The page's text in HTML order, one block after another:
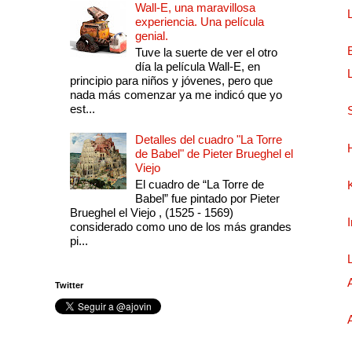
Wall-E, una maravillosa
experiencia. Una película
genial.
Tuve la suerte de ver el otro
día la película Wall-E, en
principio para niños y jóvenes, pero que
nada más comenzar ya me indicó que yo
est...
Detalles del cuadro "La Torre
de Babel" de Pieter Brueghel el
Viejo
El cuadro de “La Torre de
Babel” fue pintado por Pieter
Brueghel el Viejo , (1525 - 1569)
considerado como uno de los más grandes
pi...
Twitter